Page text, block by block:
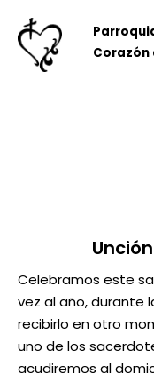
contenido
Corazón
Celebramos este
vez al año, durante
recibirlo en otro
uno de los
acudiremos al